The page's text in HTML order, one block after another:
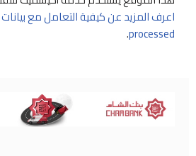
اعرف المزيد عن كيفية التعامل مع
processed
.